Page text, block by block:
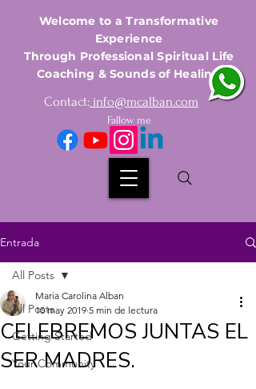
Welcome to a Transformative
Experience
Through Professional Spiritual Life
Coaching & Sounds of Healing
Contact: info@mcalban.com
Fallow me
Entrada
All Posts
Getting Started
Your Community
All Posts
CELEBREMOS JUNTAS EL
SER MADRES.
Maria Carolina Alban
10 may 2019 5 min de lectura